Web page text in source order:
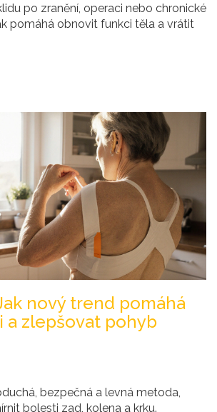
po zranění, operaci nebo chronické
pomáhá obnovit funkci těla a vrátit
nový trend pomáhá
a zlepšovat pohyb
bezpečná a levná metoda,
bolesti zad, kolena a krku.